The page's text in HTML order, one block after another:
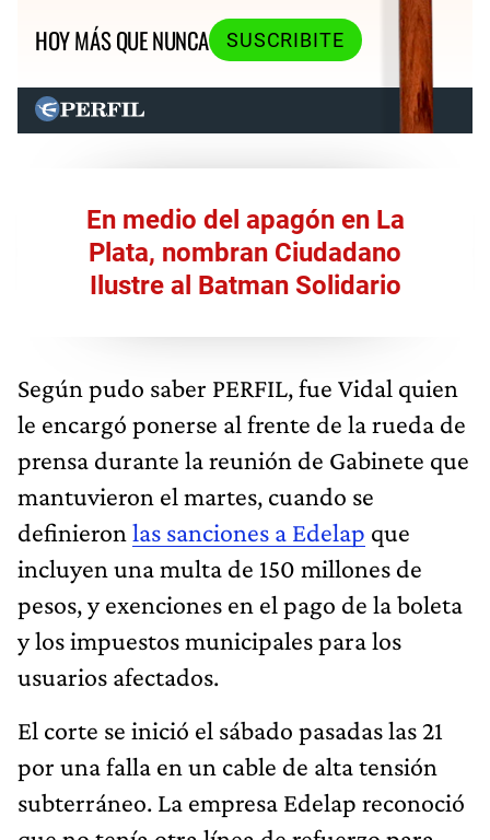
HOY MÁS QUE NUNCA
SUSCRIBITE
En medio del apagón en La
Plata, nombran Ciudadano
Ilustre al Batman Solidario
Según pudo saber PERFIL, fue Vidal quien
le encargó ponerse al frente de la rueda de
prensa durante la reunión de Gabinete que
mantuvieron el martes, cuando se
definieron las sanciones a Edelap que
incluyen una multa de 150 millones de
pesos, y exenciones en el pago de la boleta
y los impuestos municipales para los
usuarios afectados.
El corte se inició el sábado pasadas las 21
por una falla en un cable de alta tensión
subterráneo. La empresa Edelap reconoció